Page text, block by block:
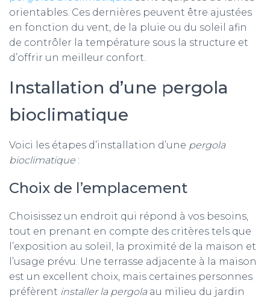
orientables. Ces dernières peuvent être ajustées
en fonction du vent, de la pluie ou du soleil afin
de contrôler la température sous la structure et
d’offrir un meilleur confort.
Installation d’une pergola
bioclimatique
Voici les étapes d’installation d’une pergola
bioclimatique :
Choix de l’emplacement
Choisissez un endroit qui répond à vos besoins,
tout en prenant en compte des critères tels que
l’exposition au soleil, la proximité de la maison et
l’usage prévu. Une terrasse adjacente à la maison
est un excellent choix, mais certaines personnes
préfèrent installer la pergolaau milieu du jardin